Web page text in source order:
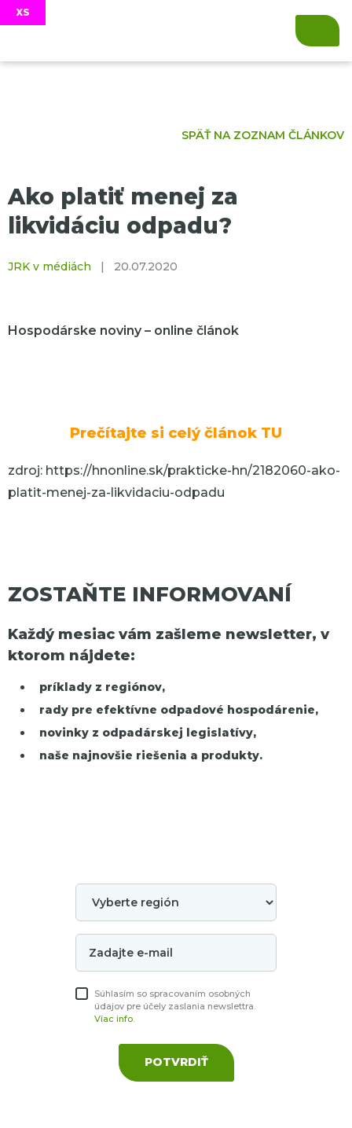
SPÄŤ NA ZOZNAM ČLÁNKOV
Ako platiť menej za
likvidáciu odpadu?
JRK v médiách 20.07.2020
Hospodárske noviny – online článok
Prečítajte si celý článok TU
zdroj: https://hnonline.sk/prakticke-hn/2182060-ako-
platit-menej-za-likvidaciu-odpadu
ZOSTAŇTE INFORMOVANÍ
Každý mesiac vám zašleme newsletter, v
ktorom nájdete:
príklady z regiónov,
rady pre efektívne odpadové hospodárenie,
novinky z odpadárskej legislatívy,
naše najnovšie riešenia a produkty.
Súhlasím so spracovaním osobných
údajov pre účely zaslania newslettra.
Viac info.
POTVRDIŤ